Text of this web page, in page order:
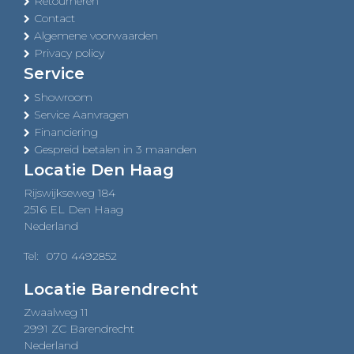
Contact
Algemene voorwaarden
Privacy policy
Service
Showroom
Service Aanvragen
Financiering
Gespreid betalen in 3 maanden
Locatie Den Haag
Rijswijkseweg 184
2516 EL Den Haag
Nederland
Tel: 070 4492852
Locatie Barendrecht
Zwaalweg 11
2991 ZC Barendrecht
Nederland